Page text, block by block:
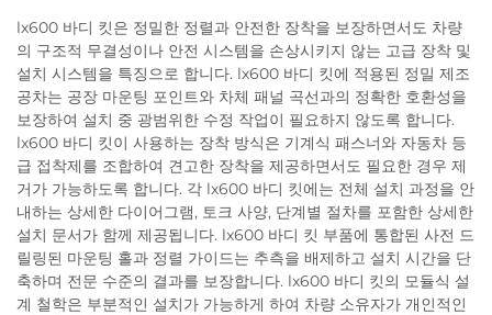
lx600 바디 킷은 정밀한 정렬과 안전한 장착을 보장하면서도 차량
의 구조적 무결성이나 안전 시스템을 손상시키지 않는 고급 장착 및
설치 시스템을 특징으로 합니다. lx600 바디 킷에 적용된 정밀 제조
공차는 공장 마운팅 포인트와 차체 패널 곡선과의 정확한 호환성을
보장하여 설치 중 광범위한 수정 작업이 필요하지 않도록 합니다.
lx600 바디 킷이 사용하는 장착 방식은 기계식 패스너와 자동차 등
급 접착제를 조합하여 견고한 장착을 제공하면서도 필요한 경우 제
거가 가능하도록 합니다. 각 lx600 바디 킷에는 전체 설치 과정을 안
내하는 상세한 다이어그램, 토크 사양, 단계별 절차를 포함한 상세한
설치 문서가 함께 제공됩니다. lx600 바디 킷 부품에 통합된 사전 드
릴링된 마운팅 홀과 정렬 가이드는 추측을 배제하고 설치 시간을 단
축하며 전문 수준의 결과를 보장합니다. lx600 바디 킷의 모듈식 설
계 철학은 부분적인 설치가 가능하게 하여 차량 소유자가 개인적인